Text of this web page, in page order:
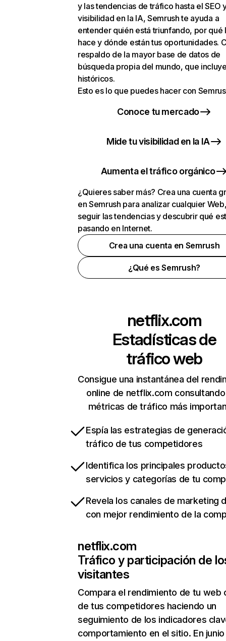
y las tendencias de tráfico hasta el SEO
visibilidad en la IA, Semrush te ayuda a
entender quién está triunfando, por qué
hace y dónde están tus oportunidades.
respaldo de la mayor base de datos de
búsqueda propia del mundo, que
históricos.
Esto es lo que puedes hacer con
Conoce tu mercado
Mide tu visibilidad en la IA
Aumenta el tráfico orgánico
¿Quieres saber más? Crea una cuenta
en Semrush para analizar cualquier
seguir las tendencias y descubrir qué
pasando en Internet.
Crea una cuenta en Semrush
¿Qué es Semrush?
netflix.com
Estadísticas de
tráfico web
Consigue una instantánea del
online de netflix.com
métricas de tráfico más
Espía las estrategias de
tráfico de tus competidores
Identifica los principales
servicios y categorías de tu
Revela los canales de marketing
con mejor rendimiento de la
netflix.com
Tráfico y participación de
visitantes
Compara el rendimiento de tu web
de tus competidores haciendo un
seguimiento de los indicadores
comportamiento en el sitio. En junio